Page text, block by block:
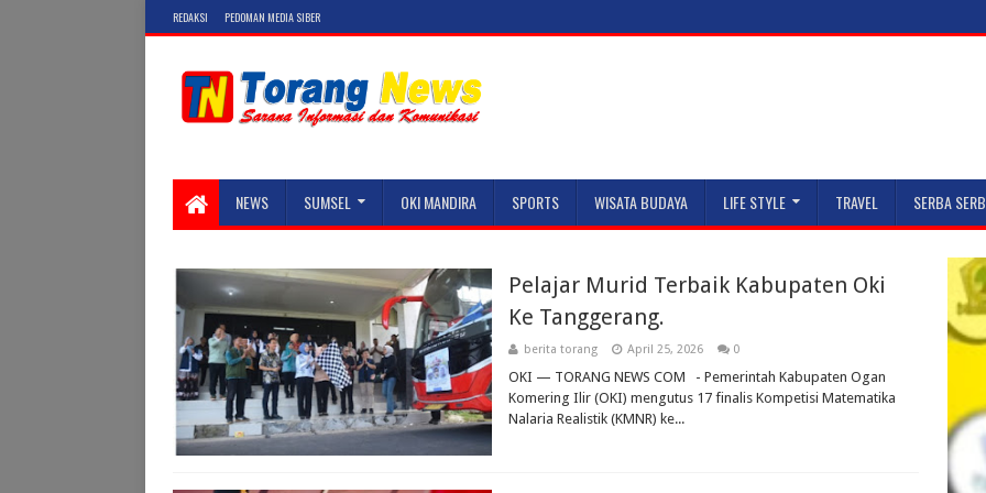
REDAKSI PEDOMAN MEDIA SIBER
NEWS SUMSEL OKI MANDIRA SPORTS WISATA BUDAYA LIFE STYLE TRAVEL SERBA
Pelajar Murid Terbaik Kabupaten Oki
Ke Tanggerang.
berita torang April 25, 2026 0
OKI — TORANG NEWS COM - Pemerintah Kabupaten Ogan
Komering Ilir (OKI) mengutus 17 finalis Kompetisi Matematika
Nalaria Realistik (KMNR) ke...